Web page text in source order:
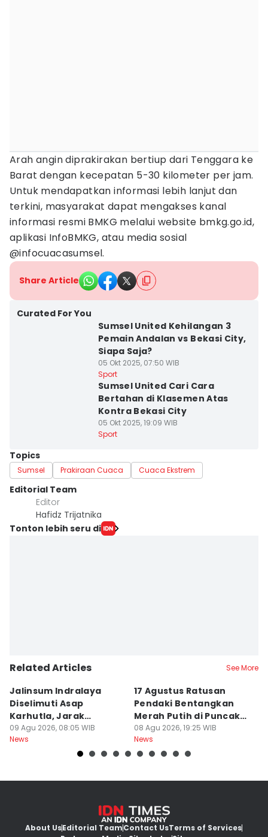
Arah angin diprakirakan bertiup dari Tenggara ke
Barat dengan kecepatan 5-30 kilometer per jam.
Untuk mendapatkan informasi lebih lanjut dan
terkini, masyarakat dapat mengakses kanal
informasi resmi BMKG melalui website bmkg.go.id,
aplikasi InfoBMKG, atau media sosial
@infocuacasumsel.
Share Article
Curated For You
Sumsel United Kehilangan 3
Pemain Andalan vs Bekasi City,
Siapa Saja?
05 Okt 2025, 07:50 WIB
Sport
Sumsel United Cari Cara
Bertahan di Klasemen Atas
Kontra Bekasi City
05 Okt 2025, 19:09 WIB
Sport
Topics
Sumsel Prakiraan Cuaca Cuaca Ekstrem
Editorial Team
Editor
Hafidz Trijatnika
Tonton lebih seru di
Related Articles See More
Jalinsum Indralaya
Diselimuti Asap
Karhutla, Jarak
Pandang 30 Meter
09 Agu 2026, 08:05 WIB
News
17 Agustus Ratusan
Pendaki Bentangkan
Merah Putih di Puncak
Dempo
08 Agu 2026, 19:25 WIB
News
About UsEditorial TeamContact UsTerms of Services